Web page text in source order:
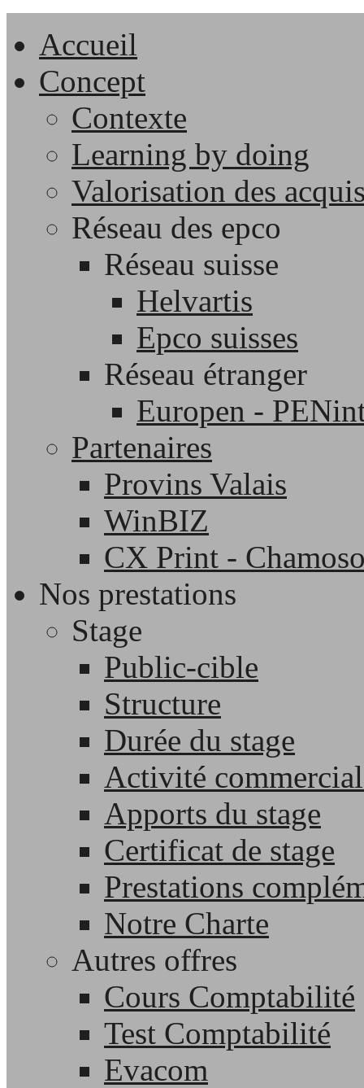
Accueil
Concept
Contexte
Learning by doing
Valorisation des
Réseau des epco
Réseau suisse
Helvartis
Epco suisses
Réseau étranger
Europen -
Partenaires
Provins Valais
WinBIZ
CX Print -
Nos prestations
Stage
Public-cible
Structure
Durée du stage
Activité
Apports du stage
Certificat de stage
Prestations
Notre Charte
Autres offres
Cours Comptabilité
Test Comptabilité
Evacom